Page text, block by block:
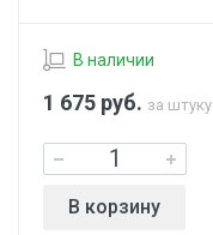
В наличии
1 675 руб. за штуку
В корзину